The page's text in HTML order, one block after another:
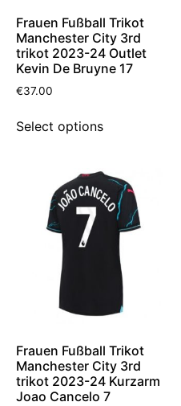
Frauen Fußball Trikot
Manchester City 3rd
trikot 2023-24 Outlet
Kevin De Bruyne 17
€37.00
Select options
Frauen Fußball Trikot
Manchester City 3rd
trikot 2023-24 Kurzarm
Joao Cancelo 7